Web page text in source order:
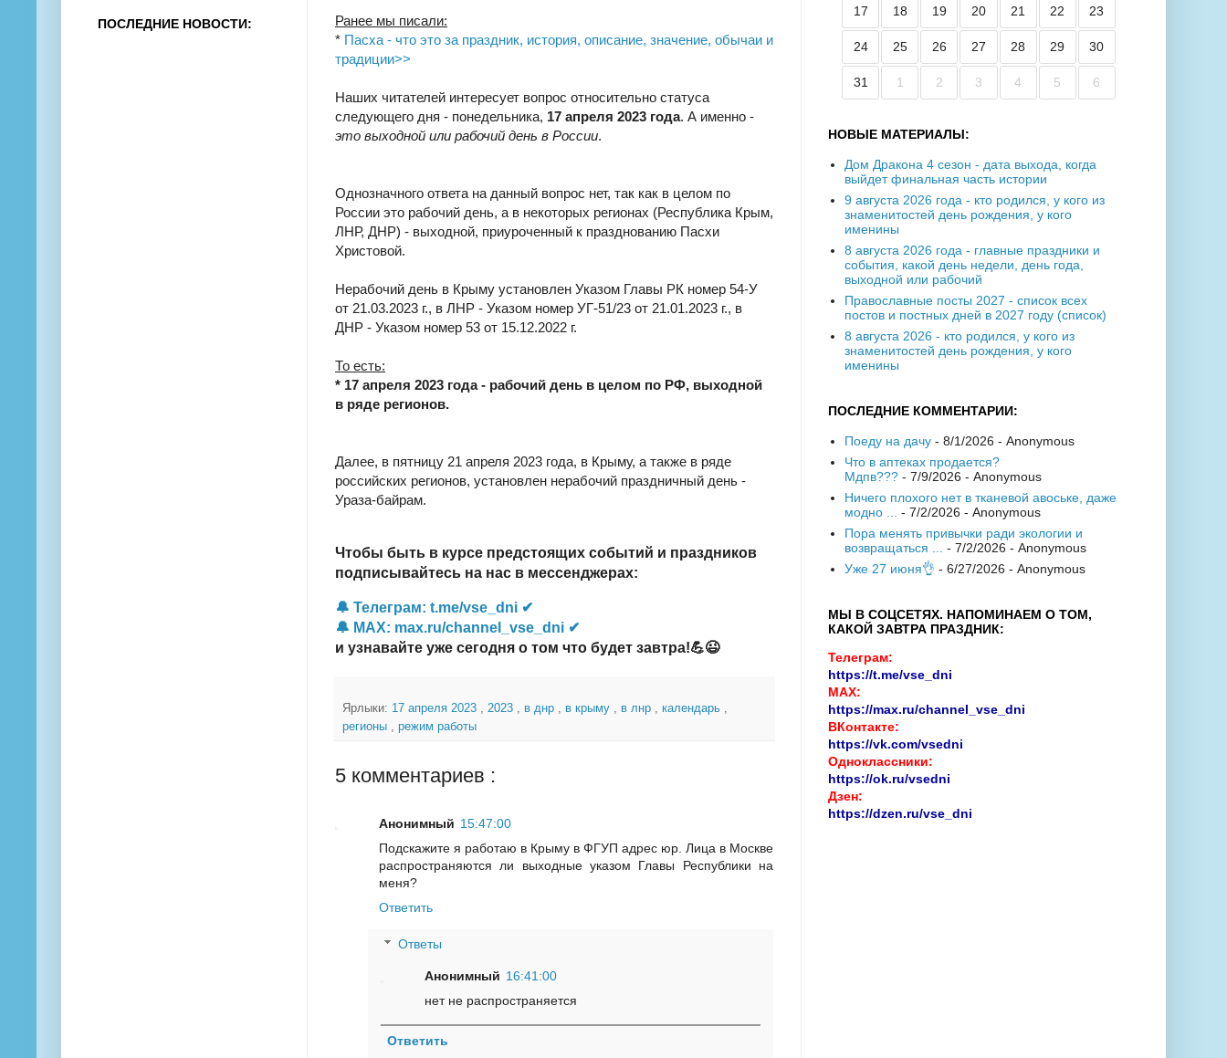
Ранее мы писали:
* Пасха - что это за праздник, история, описание, значение, обычаи и
традиции>>
Наших читателей интересует вопрос относительно статуса
следующего дня - понедельника, 17 апреля 2023 года. А именно -
это выходной или рабочий день в России.
Однозначного ответа на данный вопрос нет, так как в целом по
России это рабочий день, а в некоторых регионах (Республика Крым,
ЛНР, ДНР) - выходной, приуроченный к празднованию Пасхи
Христовой.
Нерабочий день в Крыму установлен Указом Главы РК номер 54-У
от 21.03.2023 г., в ЛНР - Указом номер УГ-51/23 от 21.01.2023 г., в
ДНР - Указом номер 53 от 15.12.2022 г.
То есть:
* 17 апреля 2023 года - рабочий день в целом по РФ, выходной
в ряде регионов.
Далее, в пятницу 21 апреля 2023 года, в Крыму, а также в ряде
российских регионов, установлен нерабочий праздничный день -
Ураза-байрам.
Чтобы быть в курсе предстоящих событий и праздников
подписывайтесь на нас в мессенджерах:
🔔 Телеграм: t.me/vse_dni ✔
🔔 MAX: max.ru/channel_vse_dni ✔
и узнавайте уже сегодня о том что будет завтра!💪😉
Ярлыки: 17 апреля 2023 2023 в днр в крыму в лнр календарь
регионы
режим работы
5 комментариев :
Анонимный 15:47:00
Подскажите я работаю в Крыму в ФГУП адрес юр. Лица в Москве
распространяются ли выходные указом Главы Республики на
меня?
Ответить
Ответы
Анонимный 16:41:00
нет не распространяется
Ответить
ПОСЛЕДНИЕ НОВОСТИ:
17 18 19 20 21 22 23
24 25 26 27 28 29 30
31 1 2 3 4 5 6
НОВЫЕ МАТЕРИАЛЫ:
Дом Дракона 4 сезон - дата выхода, когда
выйдет финальная часть истории
9 августа 2026 года - кто родился, у кого из
знаменитостей день рождения, у кого
именины
8 августа 2026 года - главные праздники и
события, какой день недели, день года,
выходной или рабочий
Православные посты 2027 - список всех
постов и постных дней в 2027 году (список)
8 августа 2026 - кто родился, у кого из
знаменитостей день рождения, у кого
именины
ПОСЛЕДНИЕ КОММЕНТАРИИ:
Поеду на дачу- 8/1/2026 - Anonymous
Что в аптеках продается?
Мдпв???- 7/9/2026 - Anonymous
Ничего плохого нет в тканевой авоське, даже
модно ... - 7/2/2026 - Anonymous
Пора менять привычки ради экологии и
возвращаться ... - 7/2/2026 - Anonymous
Уже 27 июня👌 - 6/27/2026 - Anonymous
МЫ В СОЦСЕТЯХ. НАПОМИНАЕМ О ТОМ,
КАКОЙ ЗАВТРА ПРАЗДНИК:
Телеграм:
https://t.me/vse_dni
MAX:
https://max.ru/channel_vse_dni
ВКонтакте:
https://vk.com/vsedni
Одноклассники:
https://ok.ru/vsedni
Дзен:
https://dzen.ru/vse_dni